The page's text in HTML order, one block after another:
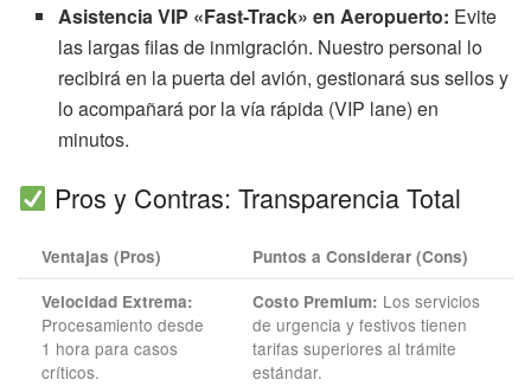
Asistencia VIP «Fast-Track» en Aeropuerto: Evite
las largas filas de inmigración. Nuestro personal lo
recibirá en la puerta del avión, gestionará sus sellos y
lo acompañará por la vía rápida (VIP lane) en
minutos.
Pros y Contras: Transparencia Total
Ventajas (Pros)
Puntos a Considerar (Cons)
Velocidad Extrema:
Procesamiento desde
1 hora para casos
críticos.
Costo Premium: Los servicios
de urgencia y festivos tienen
tarifas superiores al trámite
estándar.